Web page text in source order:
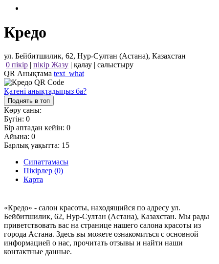
Кредо
ул. Бейбитшилик, 62, Нур-Султан (Астана), Казахстан
0 пікір | пікір Жазу | қалау | салыстыру
QR Анықтама text_what
Қатені анықтадыңыз ба?
Поднять в топ
Көру саны:
Бүгін: 0
Бір аптадан кейін: 0
Айына: 0
Барлық уақытта: 15
Сипаттамасы
Пікірлер (0)
Карта
«Кредо» - салон красоты, находящийся по адресу ул.
Бейбитшилик, 62, Нур-Султан (Астана), Казахстан. Мы рады
приветствовать вас на странице нашего салона красоты из
города Астана. Здесь вы можете ознакомиться с основной
информацией о нас, прочитать отзывы и найти наши
контактные данные.